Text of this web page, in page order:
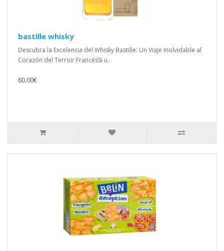
bastille whisky
Descubra la Excelencia del Whisky Bastille: Un Viaje Inolvidable al
Corazón del Terroir FrancésSi u..
60.00€